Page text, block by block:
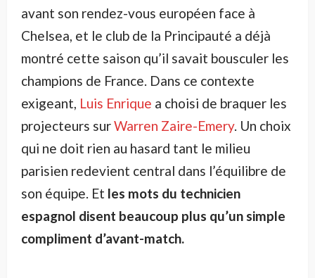
avant son rendez-vous européen face à
Chelsea, et le club de la Principauté a déjà
montré cette saison qu’il savait bousculer les
champions de France. Dans ce contexte
exigeant, Luis Enrique a choisi de braquer les
projecteurs surWarren Zaire-Emery. Un choix
qui ne doit rien au hasard tant le milieu
parisien redevient central dans l’équilibre de
son équipe. Et les mots du technicien
espagnol disent beaucoup plus qu’un simple
compliment d’avant-match.